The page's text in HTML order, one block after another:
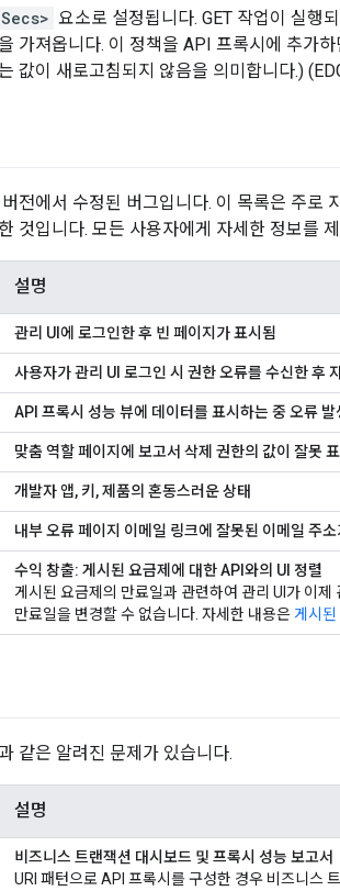
요소로 설정됩니다. GET 작업이 실행
가져옵니다. 이 정책을 API 프록시에 추가
값이 새로고침되지 않음을 의미합니다.)
전에서 수정된 버그입니다. 이 목록은 주로
것입니다. 모든 사용자에게 자세한 정보를
설명
관리 UI에 로그인한 후 빈 페이지가 표시됨
사용자가 관리 UI 로그인 시 권한 오류를 수신한 후
API 프록시 성능 뷰에 데이터를 표시하는 중 오류 발
맞춤 역할 페이지에 보고서 삭제 권한의 값이 잘못
개발자 앱, 키, 제품의 혼동스러운 상태
내부 오류 페이지 이메일 링크에 잘못된 이메일 주소
수익 창출: 게시된 요금제에 대한 API와의 UI 정렬
게시된 요금제의 만료일과 관련하여 관리 UI가 이
만료일을 변경할 수 없습니다. 자세한 내용은 게시
같은 알려진 문제가 있습니다.
설명
비즈니스 트랜잭션 대시보드 및 프록시 성능 보고서
URI 패턴으로 API 프록시를 구성한 경우 비즈니스